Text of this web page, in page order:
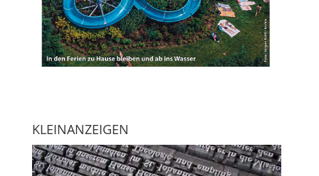
KLEINANZEIGEN